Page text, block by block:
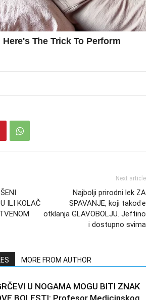
ILI KOLAČ
Next article
Najbolji prirodni lek ZA
SPAVANJE, koji takođe
otklanja GLAVOBOLJU. Jeftino
i dostupno svima
MORE FROM AUTHOR
U NOGAMA MOGU BITI ZNAK